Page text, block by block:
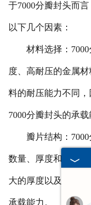
于7000分瓣封头而
以下几个因素：
材料选择：7000
度、高耐压的金属
料的耐压能力不同
7000分瓣封头的承载
瓣片结构：7000
数量、厚度和连接方
大的厚度以及稳固的
承载能力。